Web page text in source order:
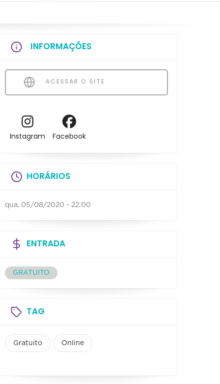
INFORMAÇÕES
ACESSAR O SITE
Instagram Facebook
HORÁRIOS
qua, 05/08/2020 - 22:00
ENTRADA
GRATUITO
TAG
Gratuito Online